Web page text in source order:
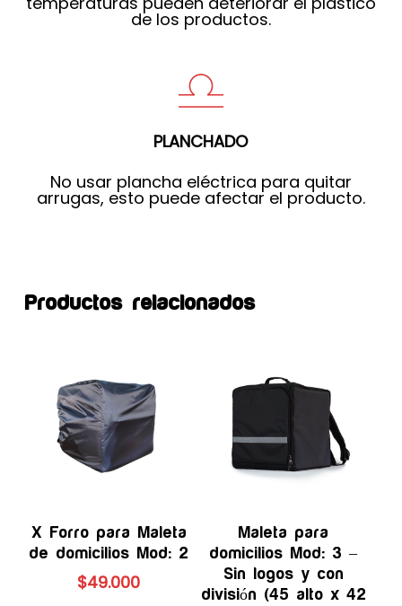
de los productos.
PLANCHADO
No usar plancha eléctrica para quitar
arrugas, esto puede afectar el producto.
Productos relacionados
Añadir Al Carrito
X Forro para Maleta
de domicilios Mod: 2
$49.000
Añadir Al Carrito
Maleta para
domicilios Mod: 3 –
Sin logos y con
división (45 alto x 42